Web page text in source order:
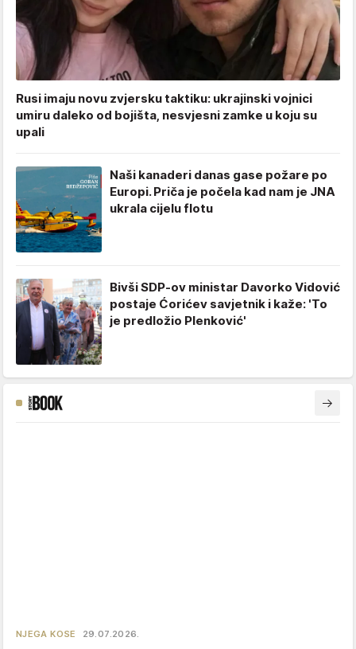
Rusi imaju novu zvjersku taktiku: ukrajinski vojnici
umiru daleko od bojišta, nesvjesni zamke u koju su
upali
Naši kanaderi danas gase požare po
Europi. Priča je počela kad nam je JNA
ukrala cijelu flotu
Bivši SDP-ov ministar Davorko Vidović
postaje Ćorićev savjetnik i kaže: 'To
je predložio Plenković'
NJEGA KOSE 29.07.2026.